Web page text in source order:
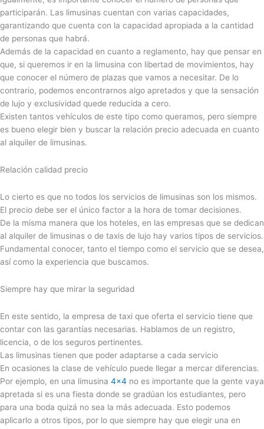
participarán. Las limusinas cuentan con varias capacidades,
garantizando que cuenta con la capacidad apropiada a la cantidad
de personas que habrá.
Además de la capacidad en cuanto a reglamento, hay que pensar en
que, si queremos ir en la limusina con libertad de movimientos, hay
que conocer el número de plazas que vamos a necesitar. De lo
contrario, podemos encontrarnos algo apretados y que la sensación
de lujo y exclusividad quede reducida a cero.
Existen tantos vehículos de este tipo como queramos, pero siempre
es bueno elegir bien y buscar la relación precio adecuada en cuanto
al alquiler de limusinas.
Relación calidad precio
Lo cierto es que no todos los servicios de limusinas son los mismos.
El precio debe ser el único factor a la hora de tomar decisiones.
De la misma manera que los hoteles, en las empresas que se dedican
al alquiler de limusinas o de taxis de lujo hay varios tipos de servicios.
Fundamental conocer, tanto el tiempo como el servicio que se desea,
así como la experiencia que buscamos.
Siempre hay que mirar la seguridad
En este sentido, la empresa de taxi que oferta el servicio tiene que
contar con las garantías necesarias. Hablamos de un registro,
licencia, o de los seguros pertinentes.
Las limusinas tienen que poder adaptarse a cada servicio
En ocasiones la clase de vehículo puede llegar a mercar diferencias.
Por ejemplo, en una limusina 4×4 no es importante que la gente vaya
apretada si es una fiesta donde se gradúan los estudiantes, pero
para una boda quizá no sea la más adecuada. Esto podemos
aplicarlo a otros tipos, por lo que siempre hay que elegir una en